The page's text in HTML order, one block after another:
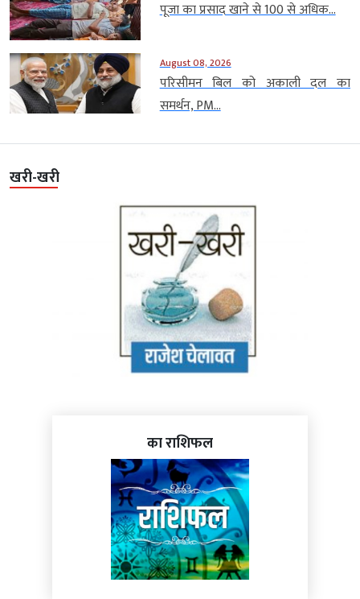
पूजा का प्रसाद खाने से 100 से अधिक...
August 08, 2026
परिसीमन बिल को अकाली दल का
समर्थन, PM...
खरी-खरी
का राशिफल